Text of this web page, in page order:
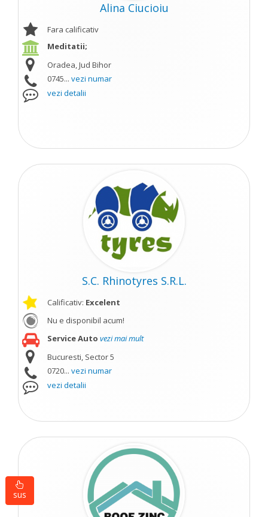
Alina Ciucioiu
Fara calificativ
Meditatii;
Oradea, Jud Bihor
0745... vezi numar
vezi detalii
S.C. Rhinotyres S.R.L.
Calificativ: Excelent
Nu e disponibil acum!
Service Auto vezi mai mult
Bucuresti, Sector 5
0720... vezi numar
vezi detalii
sus